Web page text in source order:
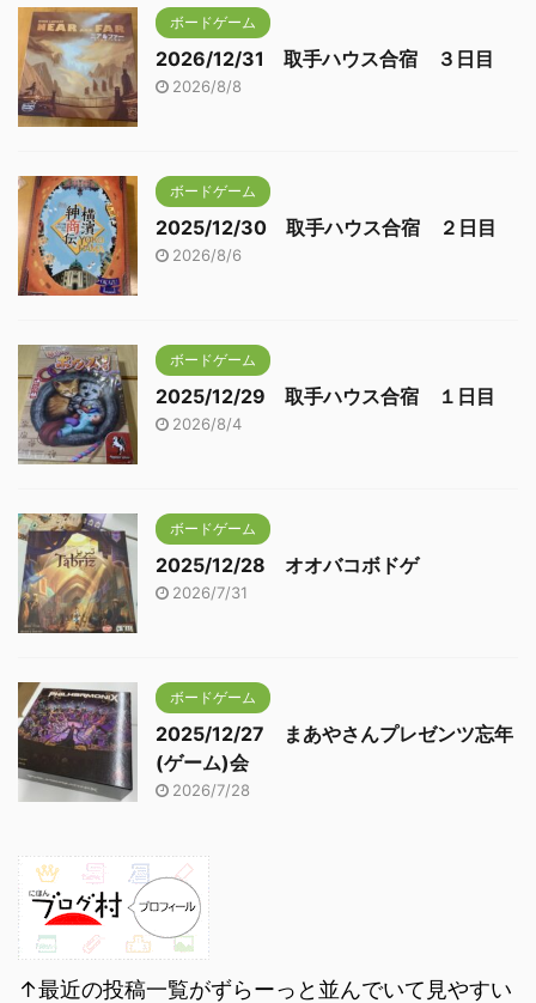
ボードゲーム
2026/12/31 取手ハウス合宿 ３日目
2026/8/8
ボードゲーム
2025/12/30 取手ハウス合宿 ２日目
2026/8/6
ボードゲーム
2025/12/29 取手ハウス合宿 １日目
2026/8/4
ボードゲーム
2025/12/28 オオバコボドゲ
2026/7/31
ボードゲーム
2025/12/27 まあやさんプレゼンツ忘年
(ゲーム)会
2026/7/28
↑最近の投稿一覧がずらーっと並んでいて見やすい